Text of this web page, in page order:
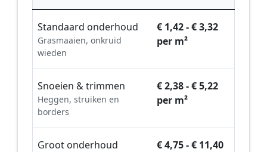
Standaard onderhoud
Grasmaaien, onkruid
wieden
€ 1,42 - € 3,32
per m²
Snoeien & trimmen
Heggen, struiken en
borders
€ 2,38 - € 5,22
per m²
Groot onderhoud
€ 4,75 - € 11,40